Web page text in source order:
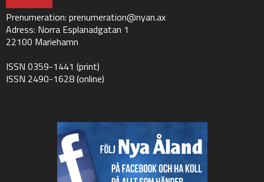
Prenumeration: prenumeration@nyan.ax
Adress: Norra Esplanadgatan 1
22100 Mariehamn
ISSN 0359-1441 (print)
ISSN 2490-1628 (online)